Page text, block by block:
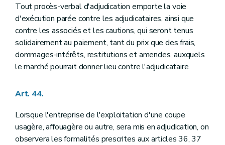
Tout procès-verbal d'adjudication emporte la voie
d'exécution parée contre les adjudicataires, ainsi que
contre les associés et les cautions, qui seront tenus
solidairement au paiement, tant du prix que des frais,
dommages-intérêts, restitutions et amendes, auxquels
le marché pourrait donner lieu contre l'adjudicataire.
Art. 44.
Lorsque l'entreprise de l'exploitation d'une coupe
usagère, affouagère ou autre, sera mis en adjudication, on
observera les formalités prescrites aux articles 36, 37